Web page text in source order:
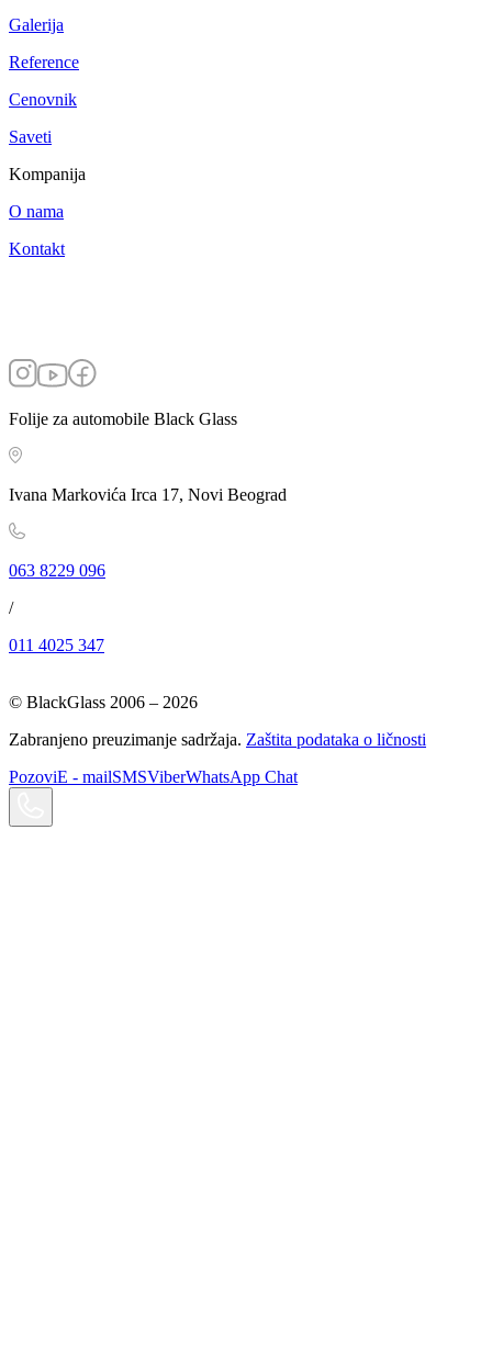
Galerija
Reference
Cenovnik
Saveti
Kompanija
O nama
Kontakt
Folije za automobile Black Glass
Ivana Markovića Irca 17, Novi Beograd
063 8229 096
/
011 4025 347
© BlackGlass 2006 – 2026
Zabranjeno preuzimanje sadržaja. Zaštita podataka o ličnosti
PozoviE - mailSMSViberWhatsApp Chat